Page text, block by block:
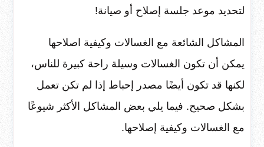
لتحديد موعد جلسة إصلاح أو صيانة!
المشاكل الشائعة مع الغسالات وكيفية اصلاحها
يمكن أن تكون الغسالات وسيلة راحة كبيرة للناس،
لكنها قد تكون أيضًا مصدر إحباط إذا لم تكن تعمل
بشكل صحيح. فيما يلي بعض المشاكل الأكثر شيوعًا
مع الغسالات وكيفية إصلاحها.